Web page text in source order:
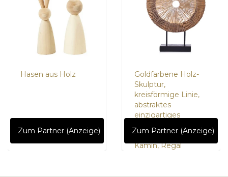
Hasen aus Holz
Zum Partner (Anzeige)
Goldfarbene Holz-
Skulptur,
kreisförmige Linie,
abstraktes
einzigartiges
Wohnzimmer,
Kamin, Regal
Zum Partner (Anzeige)